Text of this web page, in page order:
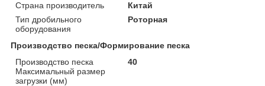
Страна производитель
Китай
Тип дробильного
оборудования
Роторная
Производство песка/Формирование песка
Производство песка
Максимальный размер
загрузки (мм)
40